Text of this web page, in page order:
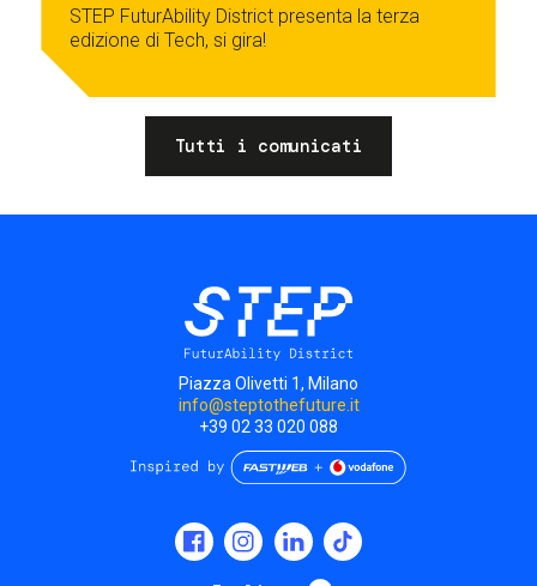
STEP FuturAbility District presenta la terza
edizione di Tech, si gira!
Tutti i comunicati
Piazza Olivetti 1, Milano
info@steptothefuture.it
+39 02 33 020 088
Mostra ulteriori